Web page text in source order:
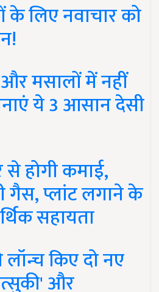
के लिए नवाचार को
मसालों में नहीं
ये 3 आसान देसी
होगी कमाई,
गैस, प्लांट लगाने के
सहायता
किए दो नए
और